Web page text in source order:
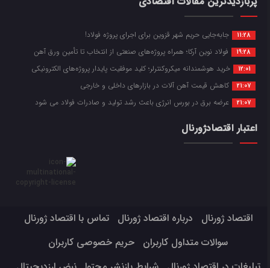
11:28 جابه‌جایی حریم شهر قزوین برای اجرای پروژه فولاد!
19:28 فولاد نوین آرکا؛ همراه پروژه‌های صنعتی از انتخاب تا تأمین ورق آهن
12:01 خرید هوشمندانه میکروکنترلر؛ کلید موفقیت پایدار پروژه‌های الکترونیکی
21:07 کاهش قیمت آهن آلات در بازارهای داخلی و خارجی
21:07 عرضه برق در بورس انرژی باعث رشد تولید و صادرات فولاد می شود
اعتبار اقتصادژورنال
اقتصاد ژورنال درباره اقتصاد ژورنال
تماس با اقتصاد ژورنال
سوالات متداول کاربران
حریم خصوصی کاربران